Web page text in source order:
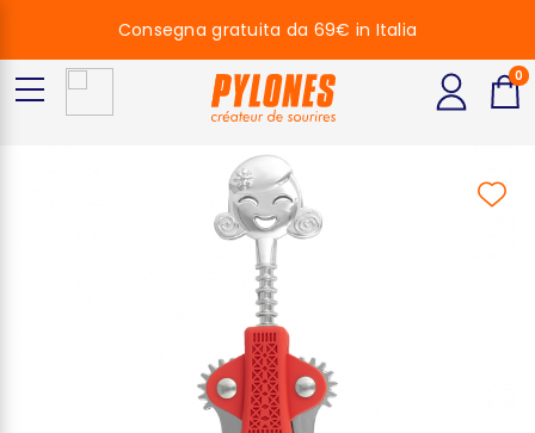
Consegna gratuita da 69€ in Italia
0